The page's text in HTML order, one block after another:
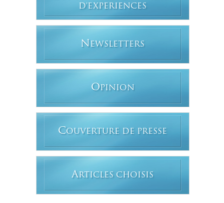
D'EXPERIENCES
N EWSLETTERS
OPINION
COUVERTURE DE PRESSE
ARTICLES CHOISIS